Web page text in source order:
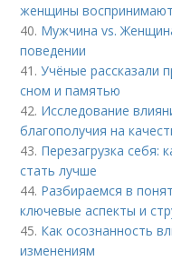
женщины
40. Мужчина vs.
поведении
41.Учёные рассказали
сном и памятью
42. Исследование
благополучия на
43. Перезагрузка себя:
стать лучше
44. Разбираемся в
ключевые аспекты и
45. Как осознанность
изменениям